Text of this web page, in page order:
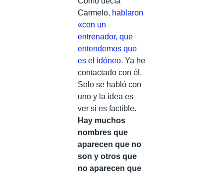
Carmelo, hablaron
«con un
entrenador, que
entendemos que
es el idóneo. Ya he
contactado con él.
Solo se habló con
uno y la idea es
ver si es factible.
Hay muchos
nombres que
aparecen que no
son y otros que
no aparecen que